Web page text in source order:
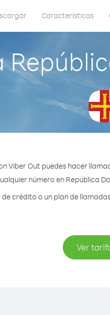
Características
Viber Out puedes hacer
número en República
crédito o un plan de
Ver